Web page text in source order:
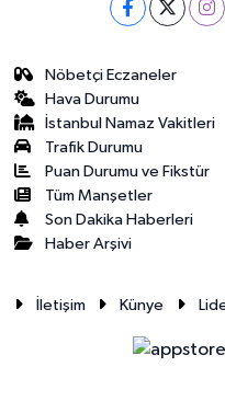
Nöbetçi Eczaneler
Hava Durumu
İstanbul Namaz Vakitleri
Trafik Durumu
Puan Durumu ve Fikstür
Tüm Manşetler
Son Dakika Haberleri
Haber Arşivi
İletişim Künye